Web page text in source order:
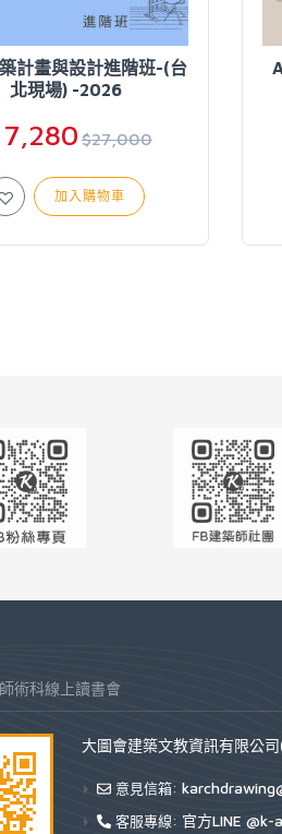
計畫與設計進階班-(台
北現場) -2026
$27,000
加入購物車
術科線上讀書會
大圖會建築文教資訊有限公
意見信箱:
客服專線: 官方LINE @k-